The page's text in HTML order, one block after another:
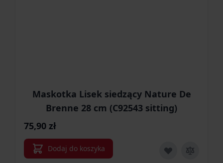
Maskotka Lisek siedzący Nature De
Brenne 28 cm (C92543 sitting)
75,90 zł
Dodaj do koszyka